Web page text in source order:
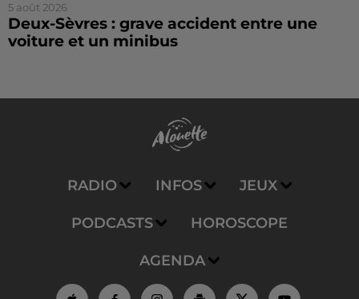
5 août 2026
Deux-Sèvres : grave accident entre une
voiture et un minibus
RADIO INFOS JEUX
PODCASTS HOROSCOPE
AGENDA